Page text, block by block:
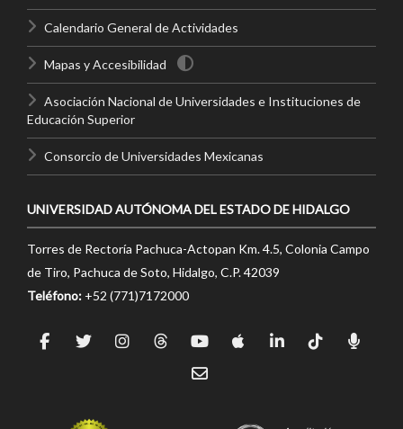
Calendario General de Actividades
Mapas y Accesibilidad
Asociación Nacional de Universidades e Instituciones de
Educación Superior
Consorcio de Universidades Mexicanas
UNIVERSIDAD AUTÓNOMA DEL ESTADO DE HIDALGO
Torres de Rectoría Pachuca-Actopan Km. 4.5, Colonia Campo
de Tiro, Pachuca de Soto, Hidalgo, C.P. 42039
Teléfono: +52 (771)7172000